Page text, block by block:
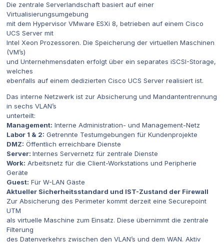
Die zentrale Serverlandschaft basiert auf einer
Virtualisierungsumgebung
mit dem Hypervisor VMware ESXi 8, betrieben auf einem Cisco
UCS Server mit
Intel Xeon Prozessoren. Die Speicherung der virtuellen Maschinen
(VM’s)
und Unternehmensdaten erfolgt über ein separates iSCSI-Storage,
welches
ebenfalls auf einem dedizierten Cisco UCS Server realisiert ist.
Das interne Netzwerk ist zur Absicherung und Mandantentrennung
in sechs VLAN’s
unterteilt:
Management: Interne Administration- und Management-Netz
Labor 1 & 2: Getrennte Testumgebungen für Kundenprojekte
DMZ: Öffentlich erreichbare Dienste
Server: Internes Servernetz für zentrale Dienste
Work: Arbeitsnetz für die Client-Workstations und Peripherie
Geräte
Guest: Für W-LAN Gäste
Aktueller Sicherheitsstandard und IST-Zustand der Firewall
Zur Absicherung des Perimeter kommt derzeit eine Securepoint
UTM
als virtuelle Maschine zum Einsatz. Diese übernimmt die zentrale
Filterung
des Datenverkehrs zwischen den VLAN’s und dem WAN. Aktiv